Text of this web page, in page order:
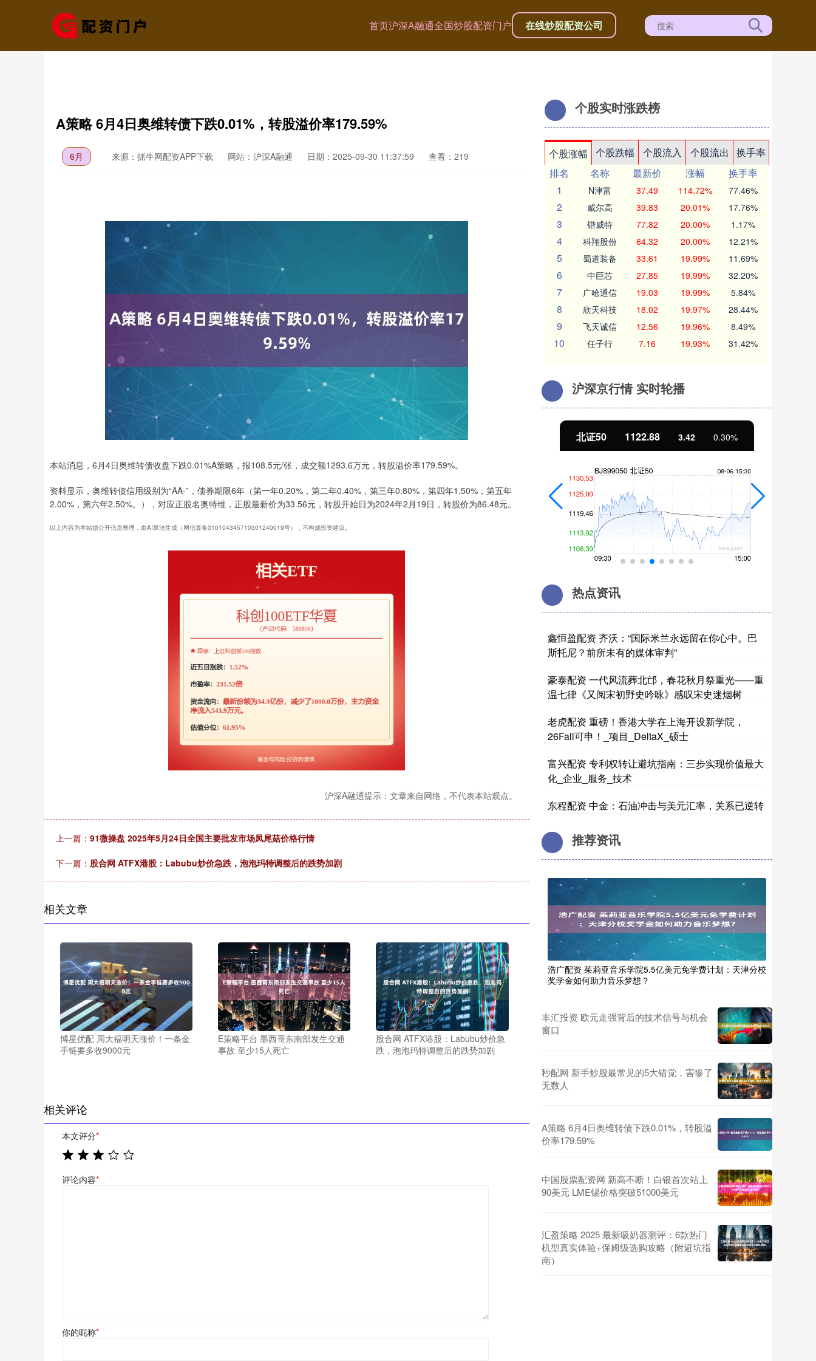
首页沪深A融通全国炒股配资门户 在线炒股配资公司
A策略 6月4日奥维转债下跌0.01%，转股溢价率179.59%
6月 来源：抓牛网配资APP下载 网站：沪深A融通 日期：2025-09-30 11:37:59 查看：219
本站消息，6月4日奥维转债收盘下跌0.01%A策略，报108.5元/张，成交额1293.6万元，转股溢价率179.59%。
资料显示，奥维转债信用级别为“AA-”，债券期限6年（第一年0.20%，第二年0.40%，第三年0.80%，第四年1.50%，第五年
2.00%，第六年2.50%。），对应正股名奥特维，正股最新价为33.56元，转股开始日为2024年2月19日，转股价为86.48元。
以上内容为本站据公开信息整理，由AI算法生成（网信算备310104345710301240019号），不构成投资建议。
沪深A融通提示：文章来自网络，不代表本站观点。
上一篇： 91微操盘 2025年5月24日全国主要批发市场凤尾菇价格行情
下一篇： 股合网 ATFX港股：Labubu炒价急跌，泡泡玛特调整后的跌势加剧
相关文章
博星优配 周大福明天涨价！一条金
手链要多收9000元
E策略平台 墨西哥东南部发生交通
事故 至少15人死亡
股合网 ATFX港股：Labubu炒价急
跌，泡泡玛特调整后的跌势加剧
相关评论
本文评分*
评论内容*
你的昵称*
个股实时涨跌榜
个股涨幅 个股跌幅 个股流入 个股流出
换手率
排名
名称 最新价 涨幅
换手率
1
N津富 37.49 114.72% 77.46%
2 威尔高 39.83 20.01% 17.76%
3 锴威特 77.82 20.00% 1.17%
4 科翔股份 64.32 20.00% 12.21%
5 蜀道装备 33.61 19.99% 11.69%
6 中巨芯 27.85 19.99% 32.20%
7 广哈通信 19.03 19.99% 5.84%
8 欣天科技 18.02 19.97% 28.44%
9 飞天诚信 12.56 19.96% 8.49%
10 任子行 7.16 19.93% 31.42%
沪深京行情 实时轮播
深证成指 14110.12 -34.08 -0.24% 沪深300 4651.31 -6.85 北证50 1122.88 3.42 0.30%
热点资讯
鑫恒盈配资 齐沃：“国际米兰永远留在你心中。巴
斯托尼？前所未有的媒体审判”
豪泰配资 一代风流葬北邙，春花秋月祭重光——重
温七律《又阅宋初野史吟咏》感叹宋史迷烟树
老虎配资 重磅！香港大学在上海开设新学院，
26Fall可申！_项目_DeltaX_硕士
富兴配资 专利权转让避坑指南：三步实现价值最大
化_企业_服务_技术
东程配资 中金：石油冲击与美元汇率，关系已逆转
推荐资讯
浩广配资 茱莉亚音乐学院5.5亿美元免学费计划：天津分校
奖学金如何助力音乐梦想？
丰汇投资 欧元走强背后的技术信号与机会
窗口
秒配网 新手炒股最常见的5大错觉，害惨了
无数人
A策略 6月4日奥维转债下跌0.01%，转股溢
价率179.59%
中国股票配资网 新高不断！白银首次站上
90美元 LME锡价格突破51000美元
汇盈策略 2025 最新吸奶器测评：6款热门
机型真实体验+保姆级选购攻略（附避坑指
南）